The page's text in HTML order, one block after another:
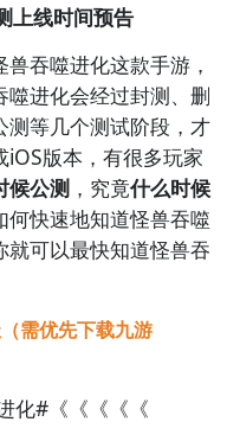
同的生物就可以得到
噬手游具有手绘风格的
开眼界，洪荒时代的
。
《
找到两个，再介绍其
家吧。
全球好
上线时间预告
吞噬进化这款手游，
进化会经过封测、删
等几个测试阶段，才
版本，有很多玩家
候公测，究竟什么时候
快速地知道怪兽吞噬
可以最快知道怪兽吞
需优先下载九游
化#《《《《《